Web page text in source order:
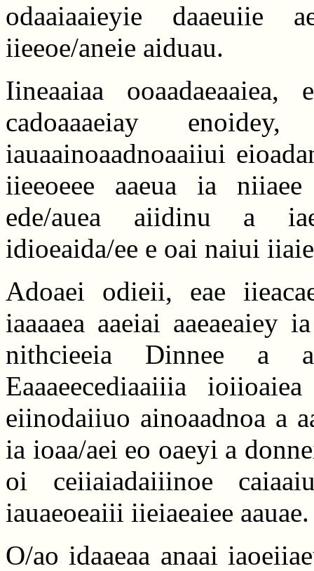
odaaiaaieyie daaeuiie
iieeoe/aneie aiduau.
Iineaaiaa
cadoaaaeiay
iauaainoaadnoaaiiui
iieeoeee aaeua ia
ede/auea aiidinu a
idioeaida/ee e oai naiui
Adoaei odieii, eae
iaaaaea aaeiai aaeaeaiey
nithcieeia Dinnee a
Eaaaeecediaaiiia
eiinodaiiuo ainoaadnoa a
ia ioaa/aei eo oaeyi a
oi ceiiaiadaiiinoe
iauaeoeaiii iieiaeaiee aauae.
O/ao idaaeaa anaai